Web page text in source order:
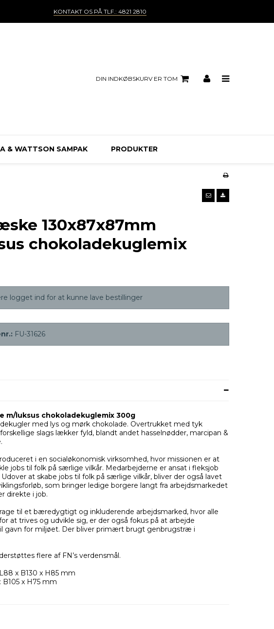
KONTAKT OS PÅ TLF.: 4821 2810
DIN INDKØBSKURV ER TOM
& WATTSON SAMPAK PRODUKTER
130x87x87mm
chokoladekuglemix
logget ind for at kunne lave bestillinger
FU-31626
m/luksus chokoladekuglemix 300g
med lys og mørk chokolade. Overtrukket med tyk
slags lækker fyld, blandt andet hasselnødder, marcipan &
i en socialøkonomisk virksomhed, hvor missionen er at
jobs til folk på særlige vilkår. Medarbejderne er ansat i fleksjob
Udover at skabe jobs til folk på særlige vilkår, bliver der også lavet
som bringer ledige borgere langt fra arbejdsmarkedet
direkte i job.
til et bæredygtigt og inkluderende arbejdsmarked, hvor alle
at trives og udvikle sig, er der også fokus på at arbejde
for miljøet. Der bliver primært brugt genbrugstræ i
flere af FN’s verdensmål.
x B130 x H85 mm
B105 x H75 mm